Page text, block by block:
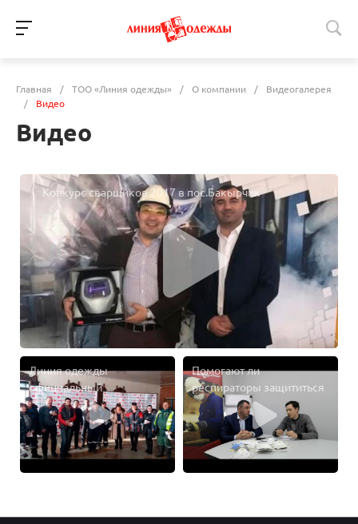
Главная / ТОО «Линия одежды» / О компании /
Видеогалерея
/
Видео
Видео
Конкурс сварщиков 2017 в пос.Бакырчик
Линия одежды
официальный
дистрибьютор СИЗ
компании 3М
Помогают ли
респираторы защититься
от вируса